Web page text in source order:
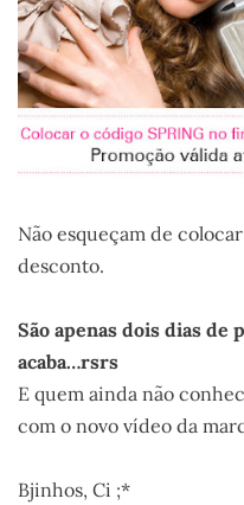
Não esqueçam de
desconto.
São apenas dois dias de
acaba…rsrs
E quem ainda não
com o novo vídeo da
Bjinhos, Ci ;*